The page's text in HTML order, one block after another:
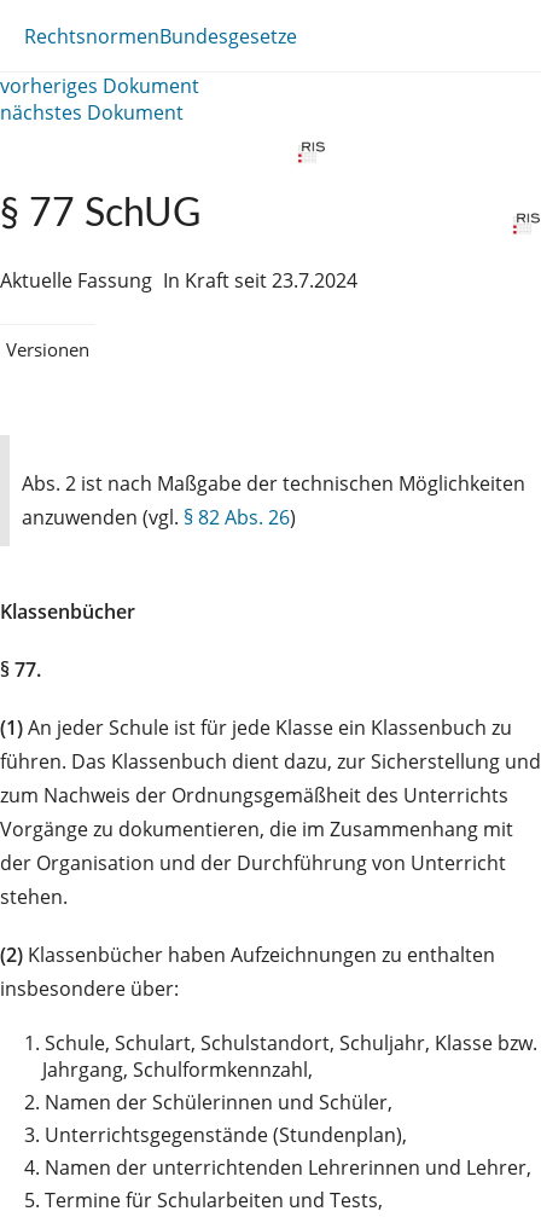
RechtsnormenBundesgesetze
vorheriges Dokument
nächstes Dokument
§ 77 SchUG
Aktuelle Fassung In Kraft seit 23.7.2024
Versionen
Abs. 2 ist nach Maßgabe der technischen Möglichkeiten
anzuwenden (vgl. § 82 Abs. 26)
Klassenbücher
§ 77.
(1)An jeder Schule ist für jede Klasse ein Klassenbuch zu
führen. Das Klassenbuch dient dazu, zur Sicherstellung und
zum Nachweis der Ordnungsgemäßheit des Unterrichts
Vorgänge zu dokumentieren, die im Zusammenhang mit
der Organisation und der Durchführung von Unterricht
stehen.
(2) Klassenbücher haben Aufzeichnungen zu enthalten
insbesondere über:
1. Schule, Schulart, Schulstandort, Schuljahr, Klasse bzw.
Jahrgang, Schulformkennzahl,
2. Namen der Schülerinnen und Schüler,
3. Unterrichtsgegenstände (Stundenplan),
4. Namen der unterrichtenden Lehrerinnen und Lehrer,
5. Termine für Schularbeiten und Tests,